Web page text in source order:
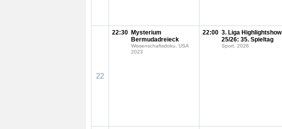
22
22:30 Mysterium
Bermudadreieck
Wissenschaftsdoku, USA
2023
22:00 3. Liga Highlightshow
25/26: 35. Spieltag
Sport, 2026